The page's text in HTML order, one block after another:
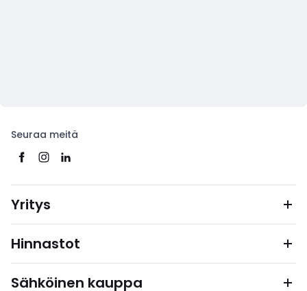
Seuraa meitä
Yritys
Hinnastot
Sähköinen kauppa